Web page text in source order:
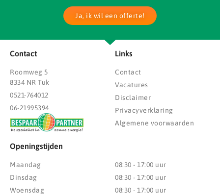
Ja, ik wil een offerte!
Contact
Roomweg 5
8334 NR Tuk
0521-764012
06-21995394
Links
Contact
Vacatures
Disclaimer
Privacyverklaring
Algemene voorwaarden
Openingstijden
Maandag
Dinsdag
Woensdag
08:30 - 17:00 uur
08:30 - 17:00 uur
08:30 - 17:00 uur